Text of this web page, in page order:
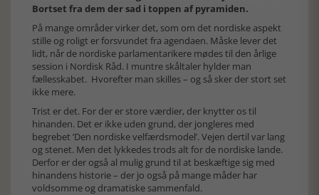
Bortset fra dem der sad i toppen af pyramiden.
På mange områder virker det, som om det nordiske aspekt
stille og roligt er forsvundet fra agendaen. Måske lever det
lidt, når de nordiske parlamentarikere mødes til den årlige
session i Nordisk Råd. I muntre skåltaler hylder man
fællesskabet. Hvorefter man skilles – og så sker der stort set
ikke mere.
Trist er det. For der er store værdier, der knytter os til
hinanden. Det er ikke uden grund, der jongleres med
begrebet ’Den nordiske velfærdsmodel’. Vejen dertil var lang
og stenet. Men det lykkedes trods alt for de nordiske lande.
Derfor er der også al mulig grund til at beskæftige sig med
hinandens historie – der jo også på mange måder har
voldsomme og dramatiske sammenfald.